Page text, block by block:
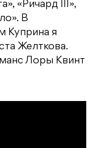
«Ричард III»,
В
Куприна я
Желткова.
Лоры Квинт